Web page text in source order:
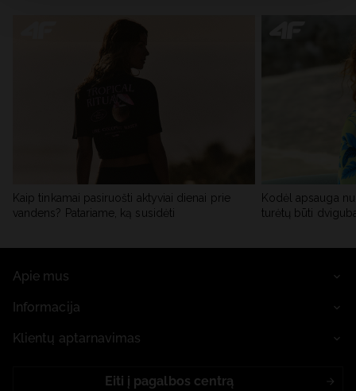
Kaip tinkamai pasiruošti aktyviai dienai prie
vandens? Patariame, ką susidėti
Kodėl apsauga
turėtų būti
Apie mus
Informacija
Klientų aptarnavimas
Eiti į pagalbos centrą